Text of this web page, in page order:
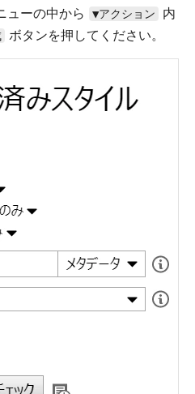
ューの中から
▼アクション
内
ボタンを押してください。